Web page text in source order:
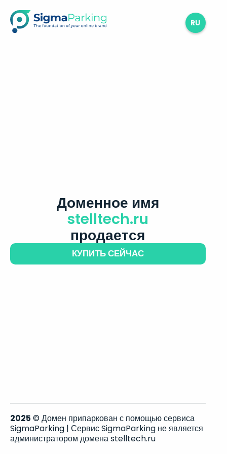
RU
Доменное имя
stelltech.ru
продается
КУПИТЬ СЕЙЧАС
2025 © Домен припаркован с помощью сервиса
SigmaParking | Сервис SigmaParking не является
администратором домена stelltech.ru